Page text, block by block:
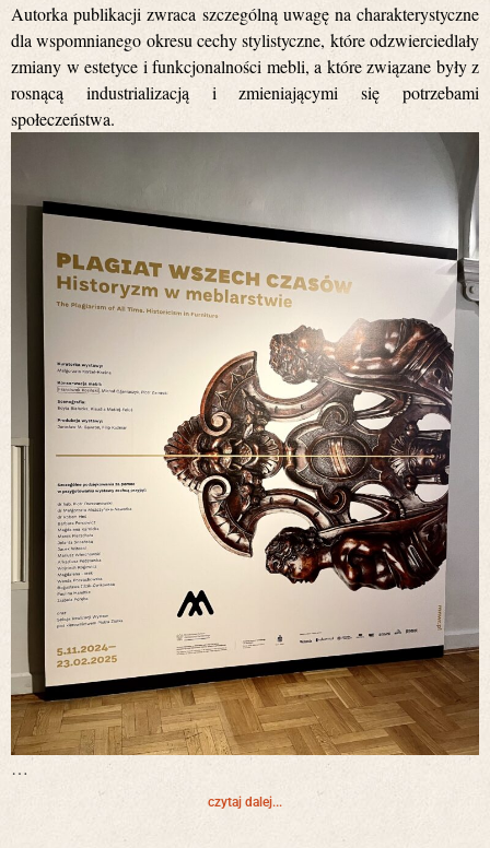
Autorka publikacji zwraca szczególną uwagę na charakterystyczne
dla wspomnianego okresu cechy stylistyczne, które odzwierciedlały
zmiany w estetyce i funkcjonalności mebli, a które związane były z
rosnącą industrializacją i zmieniającymi się potrzebami
społeczeństwa.
…
czytaj dalej...